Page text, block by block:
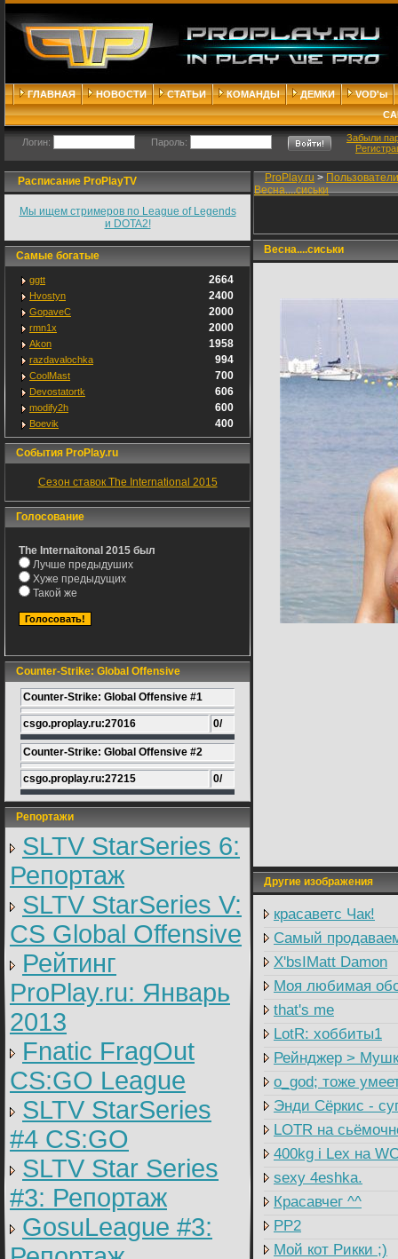
ГЛАВНАЯ НОВОСТИ СТАТЬИ КОМАНДЫ ДЕМКИ
VOD'ы
Логин: Пароль:
Забыли
Расписание ProPlayTV
Мы ищем стримеров по League of Legends
и DOTA2!
Самые богатые
ggtt 2664
Hvostyn 2400
GopaveC 2000
rmn1x 2000
Akon 1958
razdavalochka 994
CoolMast 700
Devostatortk 606
modify2h 600
Boevik 400
События ProPlay.ru
Сезон ставок The International 2015
Голосование
The Internaitonal 2015 был
Лучше предыдуших
Хуже предыдущих
Такой же
Counter-Strike: Global Offensive
Counter-Strike: Global Offensive #1
csgo.proplay.ru:27016 0/
Counter-Strike: Global Offensive #2
csgo.proplay.ru:27215 0/
Репортажи
SLTV StarSeries 6:
Репортаж
SLTV StarSeries V:
CS Global Offensive
Рейтинг
ProPlay.ru: Январь
2013
Fnatic FragOut
CS:GO League
SLTV StarSeries
#4 CS:GO
SLTV Star Series
#3: Репортаж
GosuLeague #3:
ProPlay.ru > Пользователи
Весна....сиськи
Весна....сиськи
Другие изображения
красаветс Чак!
Самый
X'bsIMatt Damon
Моя любимая
that's me
LotR: хоббиты1
Рейнджер >
о_god; тоже
Энди Сёркис -
LOTR на
400kg i Lex на
sexy 4eshka.
Красавчег ^^
PP2
Мой кот Рикки ;)